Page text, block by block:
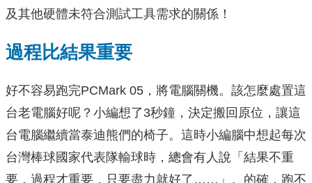
及其他硬體未符合測試工具需求的關係！
過程比結果重要
好不容易跑完PCMark 05，將電腦關機。該怎麼處置這
台老電腦好呢？小編想了3秒鐘，決定搬回原位，讓這
台電腦繼續當泰迪熊們的椅子。這時小編腦中想起每次
台灣棒球國家代表隊輸球時，總會有人說「結果不重
要，過程才重要，只要盡力就好了……」。的確，跑不